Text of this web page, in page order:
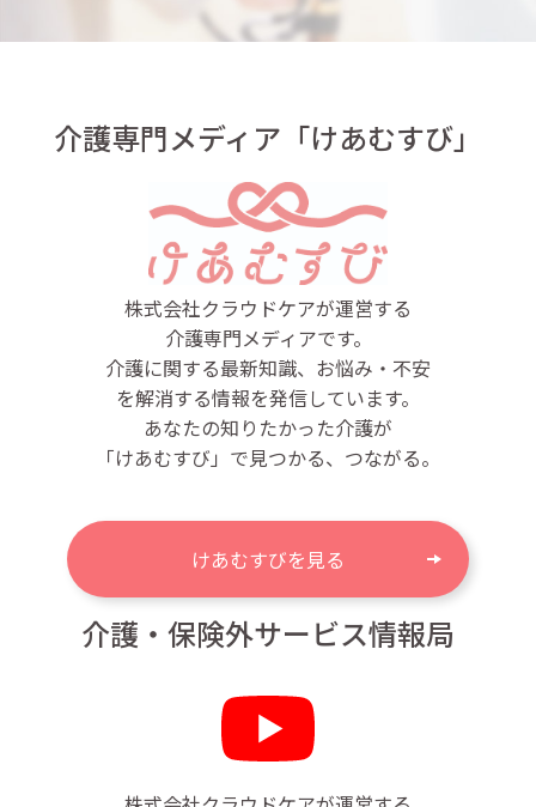
介護専門メディア「けあむすび」
株式会社クラウドケアが運営する
介護専門メディアです。
介護に関する最新知識、お悩み・不安
を解消する情報を発信しています。
あなたの知りたかった介護が
「けあむすび」で見つかる、つながる。
けあむすびを見る
介護・保険外サービス情報局